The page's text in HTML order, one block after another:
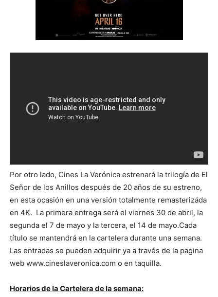
Por otro lado, Cines La Verónica estrenará la trilogía de El
Señor de los Anillos después de 20 años de su estreno,
en esta ocasión en una versión totalmente remasterizáda
en 4K. La primera entrega será el viernes 30 de abril, la
segunda el 7 de mayo y la tercera, el 14 de mayo.Cada
título se mantendrá en la cartelera durante una semana.
Las entradas se pueden adquirir ya a través de la pagina
web www.cineslaveronica.com o en taquilla.
Horarios de la Cartelera de la semana: